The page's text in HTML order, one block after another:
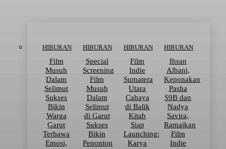
HIBURAN
Film
Musuh
Dalam
Selimut
Sukses
Bikin
Warga
Garut
Terbawa
Emosi,
HIBURAN
Special
Screening
Film
Musuh
Dalam
Selimut
di Garut
Sukses
Bikin
Penonton
HIBURAN
Film
Indie
Sumatera
Utara
Cahaya
di Balik
Kitab
Siap
Launching:
Karya
HIBURAN
Ihsan
Albani,
Keponakan
Pasha
S9B dan
Nadya
Savira,
Ramaikan
Film
Indie